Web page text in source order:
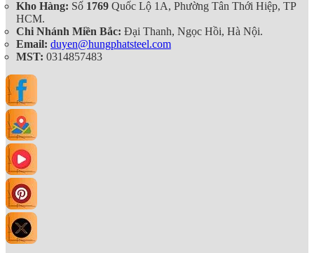
Kho Hàng: Số 1769 Quốc Lộ 1A, Phường Tân Thới Hiệp, TP
HCM.
Chi Nhánh Miền Bắc: Đại Thanh, Ngọc Hồi, Hà Nội.
Email: duyen@hungphatsteel.com
MST: 0314857483